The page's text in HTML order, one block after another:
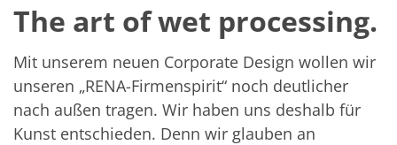
The art of wet processing.
Mit unserem neuen Corporate Design wollen wir
unseren „RENA-Firmenspirit“ noch deutlicher
nach außen tragen. Wir haben uns deshalb für
Kunst entschieden. Denn wir glauben an